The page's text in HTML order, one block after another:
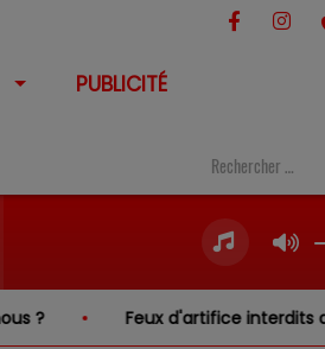
PUBLICITÉ
Feux d'artifice interdits dans